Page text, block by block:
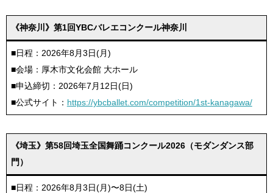
《神奈川》第1回YBCバレエコンクール神奈川
■日程：2026年8月3日(月)
■会場：厚木市文化会館 大ホール
■申込締切：2026年7月12日(日)
■公式サイト： https://ybcballet.com/competition/1st-kanagawa/
《埼玉》第58回埼玉全国舞踊コンクール2026（モダンダンス部
門）
■日程：2026年8月3日(月)〜8日(土)